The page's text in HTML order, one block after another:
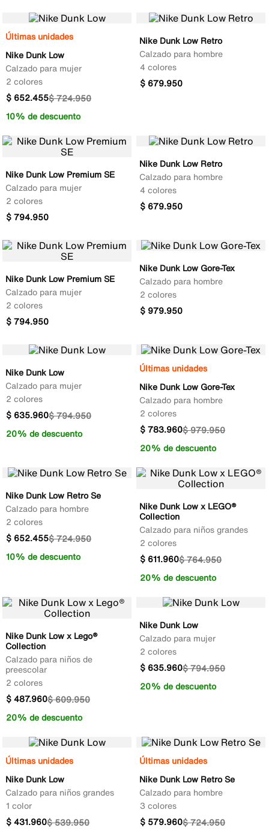
Últimas unidades
Nike Dunk Low
Calzado para mujer
2 colores
$724.950
$ 652.455
10% de descuento
Nike Dunk Low Retro
Calzado para hombre
4 colores
$ 679.950
Nike Dunk Low Premium SE
Calzado para mujer
2 colores
$794.950
Nike Dunk Low Retro
Calzado para hombre
4 colores
$ 679.950
Nike Dunk Low Premium SE
Calzado para mujer
2 colores
$794.950
Nike Dunk Low Gore-Tex
Calzado para hombre
2 colores
$ 979.950
Nike Dunk Low
Calzado para mujer
2 colores
$794.950
$ 635.960
20% de descuento
Últimas unidades
Nike Dunk Low Gore-Tex
Calzado para hombre
2 colores
$979.950
$783.960
20% de descuento
Nike Dunk Low Retro Se
Calzado para hombre
2 colores
$724.950
$ 652.455
10% de descuento
Nike Dunk Low x LEGO®
Collection
Calzado para niños grandes
2 colores
$764.950
$ 611.960
20% de descuento
Nike Dunk Low x Lego®
Collection
Calzado para niños de
preescolar
2 colores
$609.950
$487.960
20% de descuento
Nike Dunk Low
Calzado para mujer
2 colores
$794.950
$ 635.960
20% de descuento
Últimas unidades
Nike Dunk Low
Calzado para niños grandes
1 color
$539.950
$431.960
Últimas unidades
Nike Dunk Low Retro Se
Calzado para hombre
3 colores
$724.950
$ 579.960